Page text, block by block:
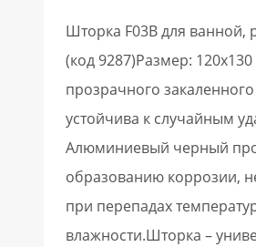
Шторка F03B для ванной,
(код 9287)Размер:
прозрачного
устойчива к случайным
Алюминиевый черный
образованию коррозии,
при перепадах
влажности.Шторка –